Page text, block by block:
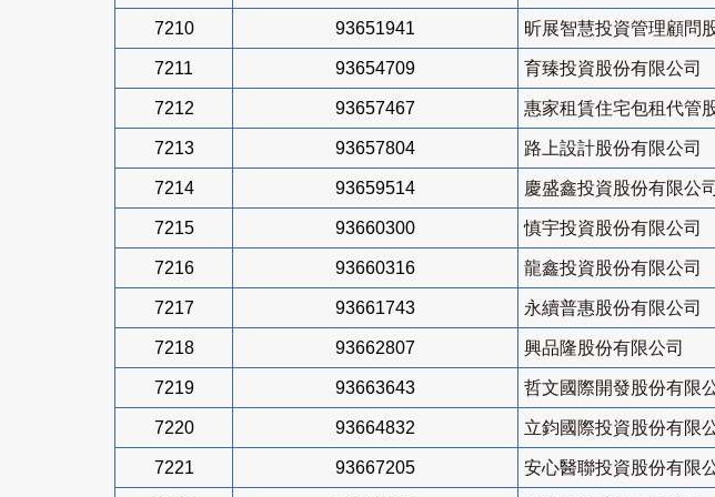
7210 93651941 昕展智慧投資管理顧問
7211 93654709 育臻投資股份有限公司
7212 93657467 惠家租賃住宅包租代管
7213 93657804 路上設計股份有限公司
7214 93659514 慶盛鑫投資股份有限公司
7215 93660300 慎宇投資股份有限公司
7216 93660316 龍鑫投資股份有限公司
7217 93661743 永續普惠股份有限公司
7218 93662807 興品隆股份有限公司
7219 93663643 哲文國際開發股份有限
7220 93664832 立鈞國際投資股份有限
7221 93667205 安心醫聯投資股份有限